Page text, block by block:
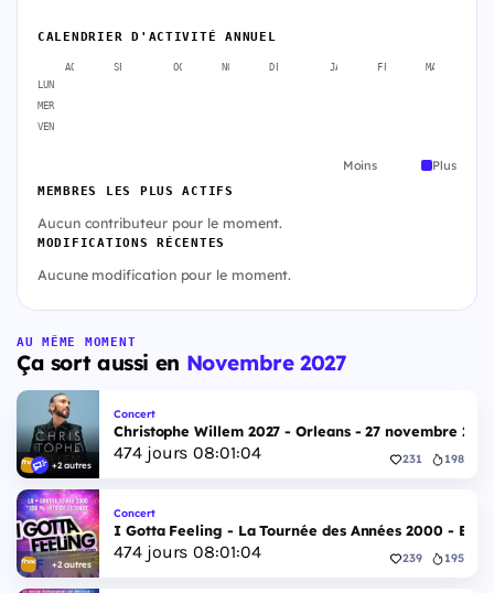
CALENDRIER D'ACTIVITÉ ANNUEL
AOÛT SEPT. OCT. NOV. DÉC. JANV. FÉVR. MARS
LUN
MER
VEN
Moins Plus
MEMBRES LES PLUS ACTIFS
Aucun contributeur pour le moment.
MODIFICATIONS RÉCENTES
Aucune modification pour le moment.
AU MÊME MOMENT
Ça sort aussi en Novembre 2027
+2 autres
Concert
Christophe Willem 2027 - Orleans - 27 novembre 2027
474jours 08:01:03 231 198
+2 autres
Concert
I Gotta Feeling - La Tournée des Années 2000 -
474jours 08:01:03 239 195